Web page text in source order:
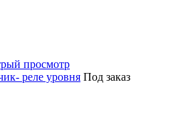
просмотр
реле уровня Под заказ